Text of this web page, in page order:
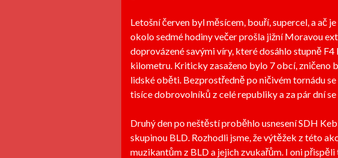
Letošní červen byl měsícem, bouří, supercel, a ač
okolo sedmé hodiny večer prošla jižní Moravou
doprovázené savými víry, které dosáhlo stupně
kilometru. Kriticky zasaženo bylo 7 obcí, zničeno
lidské oběti. Bezprostředně po ničivém tornádu
tisíce dobrovolníků z celé republiky a za pár dní
Druhý den po neštěstí proběhlo usnesení SDH
skupinou BLD. Rozhodli jsme, že výtěžek z této
muzikantům z BLD a jejich zvukařům. I oni